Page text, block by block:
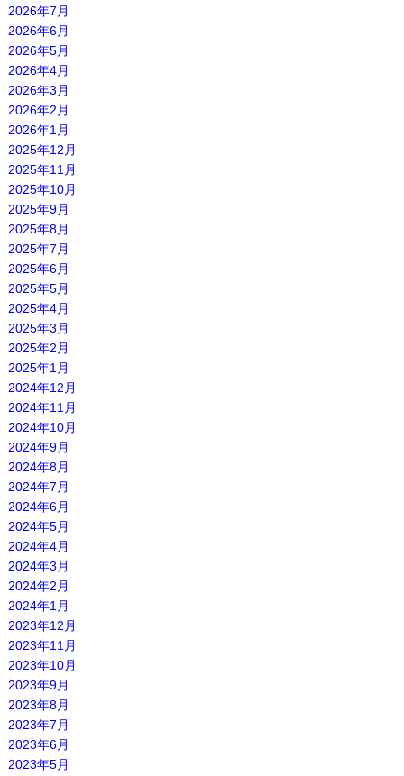
2026年7月
2026年6月
2026年5月
2026年4月
2026年3月
2026年2月
2026年1月
2025年12月
2025年11月
2025年10月
2025年9月
2025年8月
2025年7月
2025年6月
2025年5月
2025年4月
2025年3月
2025年2月
2025年1月
2024年12月
2024年11月
2024年10月
2024年9月
2024年8月
2024年7月
2024年6月
2024年5月
2024年4月
2024年3月
2024年2月
2024年1月
2023年12月
2023年11月
2023年10月
2023年9月
2023年8月
2023年7月
2023年6月
2023年5月